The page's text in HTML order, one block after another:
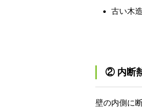
古い木
② 内断
壁の内側に